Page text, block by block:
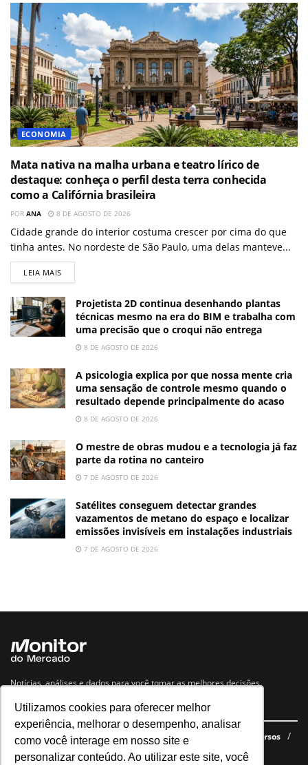
Utilizamos cookies para oferecer melhor
experiência, melhorar o desempenho, analisar
como você interage em nosso site e
personalizar conteúdo. Ao utilizar este site, você
ECONOMIA
Mata nativa na malha urbana e teatro lírico de
destaque: conheça o perfil desta terra conhecida
como a Califórnia brasileira
POR ANA 8 DE AGOSTO DE 2026
Cidade grande do interior costuma crescer por cima do que
tinha antes. No nordeste de São Paulo, uma delas manteve...
LEIA MAIS
Projetista 2D continua desenhando plantas
técnicas mesmo na era do BIM e trabalha com
uma precisão que o croqui não entrega
8 DE AGOSTO DE 2026
A psicologia explica por que nossa mente cria
uma sensação de controle mesmo quando o
resultado depende principalmente do acaso
8 DE AGOSTO DE 2026
O mestre de obras mudou e a tecnologia já faz
parte da rotina no canteiro
7 DE AGOSTO DE 2026
Satélites conseguem detectar grandes
vazamentos de metano do espaço e localizar
emissões invisíveis em instalações industriais
7 DE AGOSTO DE 2026
Notícias, análises e dados para você tomar as melhores decisões.
Navegue no site
Últimas notícias Quem somos E-books gratuitos
Cursos
Política de privacidade